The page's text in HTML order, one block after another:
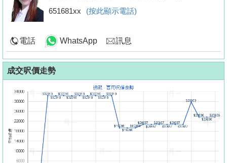
651681xx (按此顯示電話)
電話 WhatsApp 訊息
成交呎價走勢